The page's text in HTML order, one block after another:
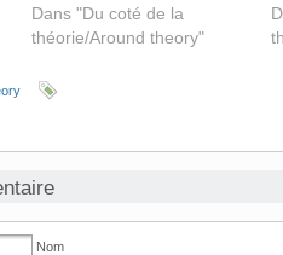
Dans "Du coté de la
théorie/Around theory"
Nom